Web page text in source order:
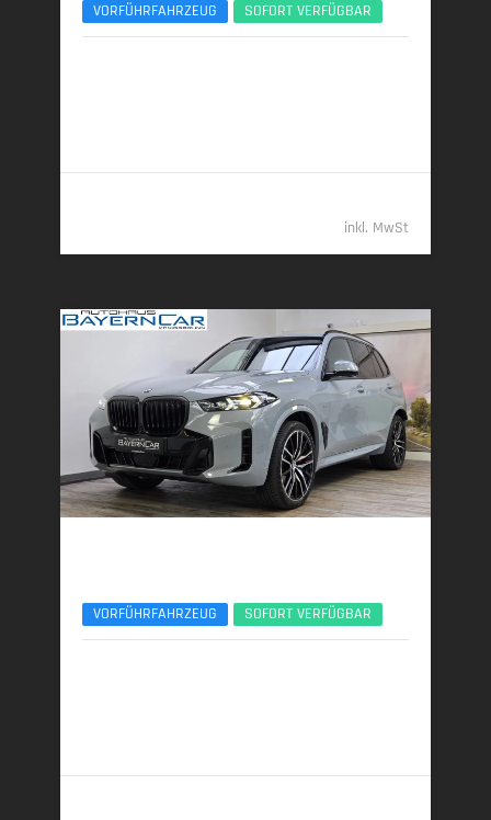
VORFÜHRFAHRZEUG SOFORT VERFÜGBAR
inkl. MwSt
VORFÜHRFAHRZEUG SOFORT VERFÜGBAR